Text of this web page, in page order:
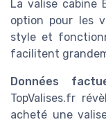
La valise cabine
option pour les
style et
facilitent
Données
TopValises.fr
acheté une